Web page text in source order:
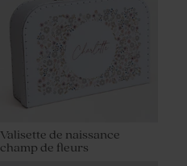
Valisette de naissance
champ de fleurs